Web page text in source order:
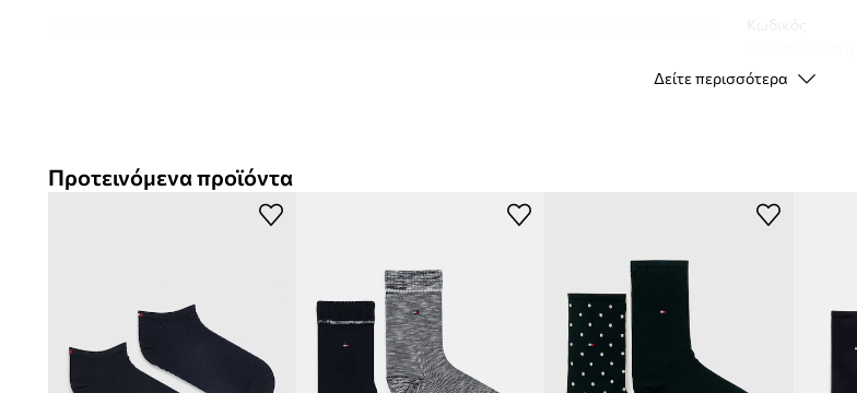
Πρακτικό 2-pack που διευκολύνει την ανανέωση της γκαρνταρόμπας
Κατάλληλες για καθημερινές δραστηριότητες
, προσφέροντας άνεση για
που διευκολύνει τον συνδυασμό με πολλές
εμφανίσεις
Μάρκα
Δείτε περισσότερα
Προτεινόμενα προϊόντα